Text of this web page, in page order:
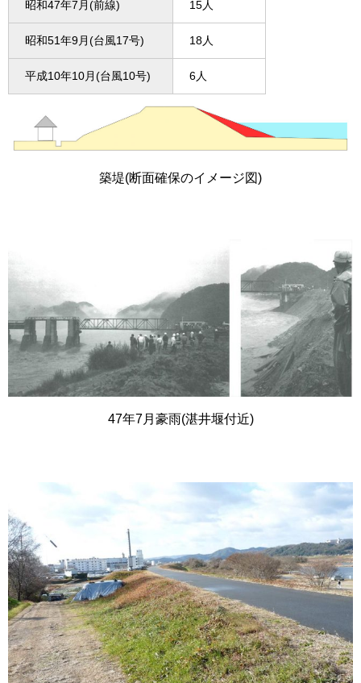
昭和47年7月(前線) 15人
昭和51年9月(台風17号) 18人
平成10年10月(台風10号) 6人
築堤(断面確保のイメージ図)
47年7月豪雨(湛井堰付近)